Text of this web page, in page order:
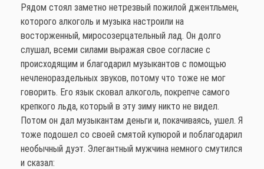
Рядом стоял заметно нетрезвый пожилой джентльмен,
которого алкоголь и музыка настроили на
восторженный, миросозерцательный лад. Он долго
слушал, всеми силами выражая свое согласие с
происходящим и благодарил музыкантов с помощью
нечленораздельных звуков, потому что тоже не мог
говорить. Его язык сковал алкоголь, покрепче самого
крепкого льда, который в эту зиму никто не видел.
Потом он дал музыкантам деньги и, покачиваясь, ушел. Я
тоже подошел со своей смятой купюрой и поблагодарил
необычный дуэт. Элегантный мужчина немного смутился
и сказал: